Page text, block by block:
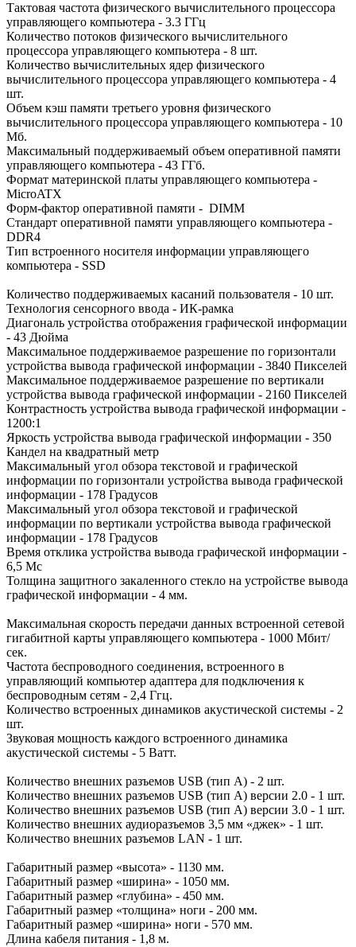
Тактовая частота физического вычислительного процессора
управляющего компьютера - 3.3 ГГц
Количество потоков физического вычислительного
процессора управляющего компьютера - 8 шт.
Количество вычислительных ядер физического
вычислительного процессора управляющего компьютера - 4
шт.
Объем кэш памяти третьего уровня физического
вычислительного процессора управляющего компьютера - 10
Мб.
Максимальный поддерживаемый объем оперативной памяти
управляющего компьютера - 43 ГГб.
Формат материнской платы управляющего компьютера -
MicroATX
Форм-фактор оперативной памяти - DIMM
Стандарт оперативной памяти управляющего компьютера -
DDR4
Тип встроенного носителя информации управляющего
компьютера - SSD
Количество поддерживаемых касаний пользователя - 10 шт.
Технология сенсорного ввода - ИК-рамка
Диагональ устройства отображения графической информации
- 43 Дюйма
Максимальное поддерживаемое разрешение по горизонтали
устройства вывода графической информации - 3840 Пикселей
Максимальное поддерживаемое разрешение по вертикали
устройства вывода графической информации - 2160 Пикселей
Контрастность устройства вывода графической информации -
1200:1
Яркость устройства вывода графической информации - 350
Кандел на квадратный метр
Максимальный угол обзора текстовой и графической
информации по горизонтали устройства вывода графической
информации - 178 Градусов
Максимальный угол обзора текстовой и графической
информации по вертикали устройства вывода графической
информации - 178 Градусов
Время отклика устройства вывода графической информации -
6,5 Мс
Толщина защитного закаленного стекло на устройстве вывода
графической информации - 4 мм.
Максимальная скорость передачи данных встроенной сетевой
гигабитной карты управляющего компьютера - 1000 Мбит/
сек.
Частота беспроводного соединения, встроенного в
управляющий компьютер адаптера для подключения к
беспроводным сетям - 2,4 Ггц.
Количество встроенных динамиков акустической системы - 2
шт.
Звуковая мощность каждого встроенного динамика
акустической системы - 5 Ватт.
Количество внешних разъемов USB (тип A) - 2 шт.
Количество внешних разъемов USB (тип A) версии 2.0 - 1 шт.
Количество внешних разъемов USB (тип A) версии 3.0 - 1 шт.
Количество внешних аудиоразъемов 3,5 мм «джек» - 1 шт.
Количество внешних разъемов LAN - 1 шт.
Габаритный размер «высота» - 1130 мм.
Габаритный размер «ширина» - 1050 мм.
Габаритный размер «глубина» - 450 мм.
Габаритный размер «толщина» ноги - 200 мм.
Габаритный размер «ширина» ноги - 570 мм.
Длина кабеля питания - 1,8 м.